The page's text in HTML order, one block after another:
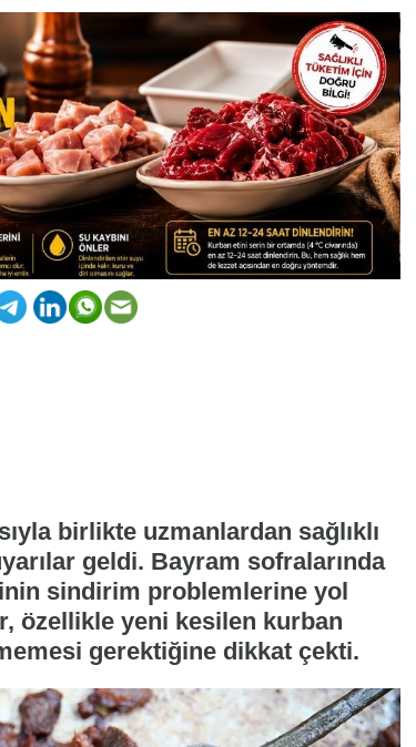
birlikte uzmanlardan sağlıklı
geldi. Bayram sofralarında
sindirim problemlerine yol
özellikle yeni kesilen kurban
gerektiğine dikkat çekti.